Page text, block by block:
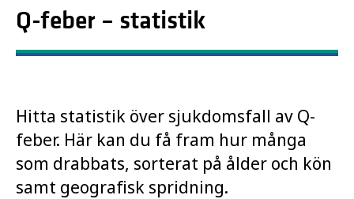
Q-feber – statistik
Hitta statistik över sjukdomsfall av Q-
feber. Här kan du få fram hur många
som drabbats, sorterat på ålder och kön
samt geografisk spridning.